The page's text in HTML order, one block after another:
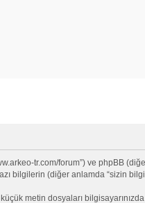
tr.com/forum”) ve phpBB
bilgilerin (diğer anlamda “sizin
metin dosyaları